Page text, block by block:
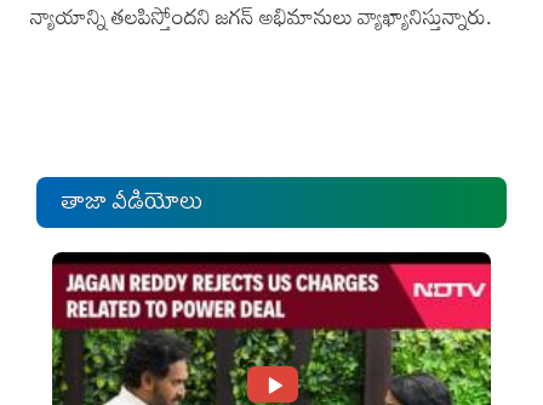
న్యాయాన్ని తలపిస్తోందని జగన్ అభిమానులు వ్యాఖ్యానిస్తున్నారు.
తాజా వీడియోలు